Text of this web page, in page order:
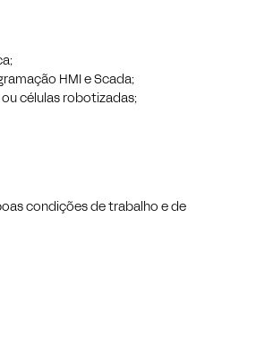
HMI e Scada;
células robotizadas;
condições de trabalho e de